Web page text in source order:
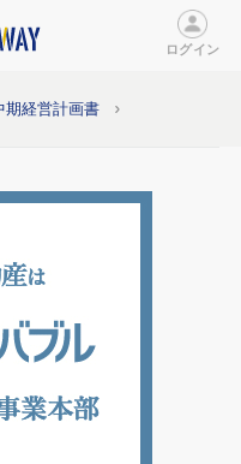
ログイン
期経営計画書